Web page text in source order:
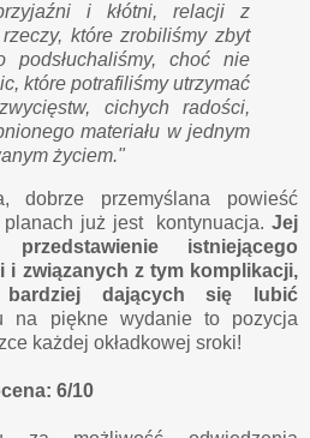
i kłótni, relacji z
które zrobiliśmy zbyt
podsłuchaliśmy, choć nie
które potrafiliśmy utrzymać
cichych radości,
materiału w jednym
życiem."
przemyślana powieść
już jest kontynuacja. Jej
istniejącego
i związanych z tym komplikacji,
dających się lubić
na piękne wydanie to pozycja
każdej okładkowej sroki!
6/10